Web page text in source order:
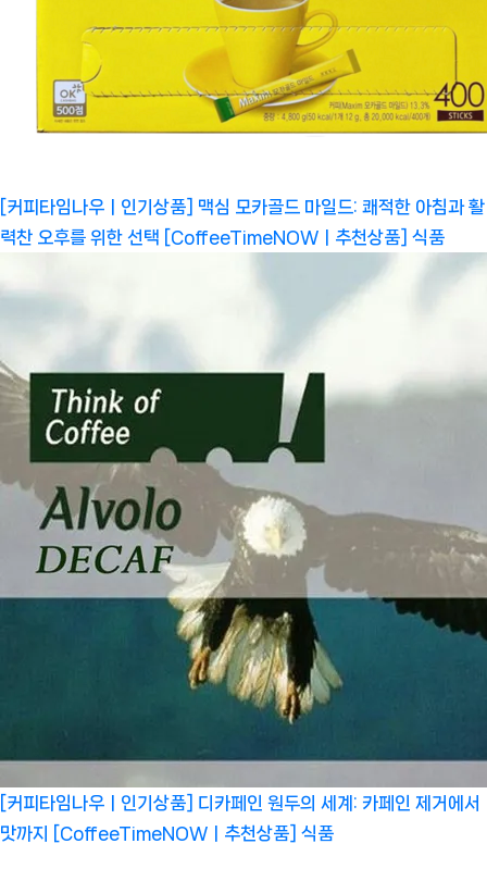
[커피타임나우ㅣ인기상품] 맥심 모카골드 마일드: 쾌적한 아침과 활
력찬 오후를 위한 선택 [CoffeeTimeNOWㅣ추천상품]
식품
[커피타임나우ㅣ인기상품] 디카페인 원두의 세계: 카페인 제거에서
맛까지 [CoffeeTimeNOWㅣ추천상품]
식품